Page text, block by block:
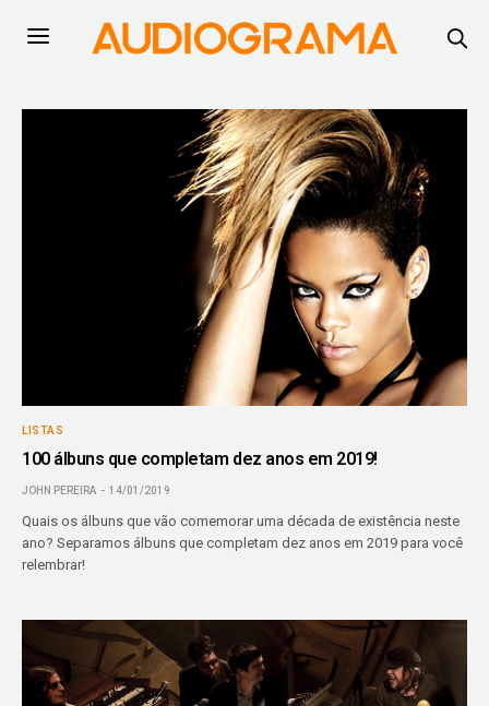
LISTAS
100 álbuns que completam dez anos em 2019!
JOHN PEREIRA 14/01/2019
Quais os álbuns que vão comemorar uma década de existência neste
ano? Separamos álbuns que completam dez anos em 2019 para você
relembrar!